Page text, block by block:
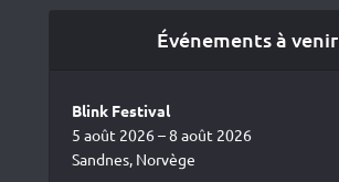
Événements à venir
Blink Festival
5 août 2026 – 8 août 2026
Sandnes, Norvège